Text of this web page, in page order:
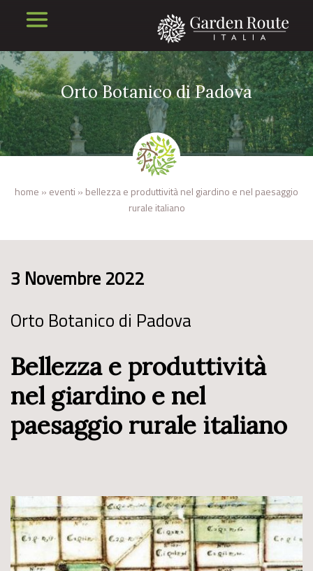
Orto Botanico di Padova
home » eventi » bellezza e produttività nel giardino e nel paesaggio
rurale italiano
3 Novembre 2022
Orto Botanico di Padova
Bellezza e produttività
nel giardino e nel
paesaggio rurale italiano